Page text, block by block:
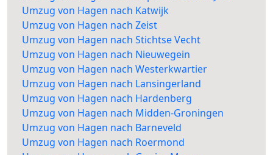
Umzug von Hagen nach Katwijk
Umzug von Hagen nach Zeist
Umzug von Hagen nach Stichtse Vecht
Umzug von Hagen nach Nieuwegein
Umzug von Hagen nach Westerkwartier
Umzug von Hagen nach Lansingerland
Umzug von Hagen nach Hardenberg
Umzug von Hagen nach Midden-Groningen
Umzug von Hagen nach Barneveld
Umzug von Hagen nach Roermond